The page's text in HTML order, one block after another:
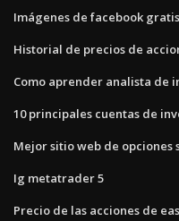
Imágenes de facebook gratis
Historial de precios de
Como aprender analista de
10 principales cuentas de
Mejor sitio web de opciones
Ig metatrader 5
Precio de las acciones de